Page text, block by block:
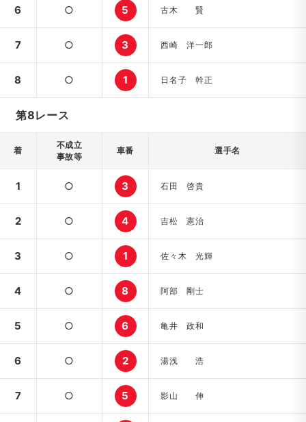
6 ○ 5 古木 賢
7 ○ 3 西崎 洋一郎
8 ○ 1 日名子 幹正
第8レース
着
不成立
事故等
車番 選手名
1 ○ 3 石田 啓貴
2 ○ 4 吉松 憲治
3 ○ 1 佐々木 光輝
4 ○ 8 阿部 剛士
5 ○ 6 亀井 政和
6 ○ 2 湯浅 浩
7 ○ 5 影山 伸